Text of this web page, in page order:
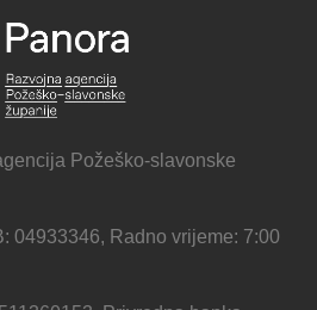
Požeško-slavonske
04933346, Radno vrijeme: 7:00